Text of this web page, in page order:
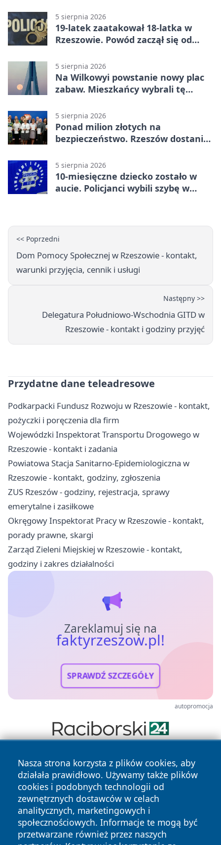
5 sierpnia 2026
19-latek zaatakował 18-latka w
Rzeszowie. Powód zaczął się od
5 sierpnia 2026
Na Wilkowyi powstanie nowy plac
zabaw. Mieszkańcy wybrali tę
5 sierpnia 2026
Ponad milion złotych na
bezpieczeństwo. Rzeszów dostanie
5 sierpnia 2026
10-miesięczne dziecko zostało w
aucie. Policjanci wybili szybę w
<< Poprzedni
Dom Pomocy Społecznej w Rzeszowie - kontakt,
warunki przyjęcia, cennik i usługi
Następny >>
Delegatura Południowo-Wschodnia GITD w
Rzeszowie - kontakt i godziny przyjęć
Przydatne dane teleadresowe
Podkarpacki Fundusz Rozwoju w Rzeszowie - kontakt,
pożyczki i poręczenia dla firm
Wojewódzki Inspektorat Transportu Drogowego w
Rzeszowie - kontakt i zadania
Powiatowa Stacja Sanitarno-Epidemiologiczna w
Rzeszowie - kontakt, godziny, zgłoszenia
ZUS Rzeszów - godziny, rejestracja, sprawy
emerytalne i zasiłkowe
Okręgowy Inspektorat Pracy w Rzeszowie - kontakt,
porady prawne, skargi
Zarząd Zieleni Miejskiej w Rzeszowie - kontakt,
godziny i zakres działalności
Zareklamuj się na
faktyrzeszow.pl!
SPRAWDŹ SZCZEGÓŁY
autopromocja
Nasza strona korzysta z plików cookies, aby
działała prawidłowo. Używamy także plików
cookies i podobnych technologii od
zewnętrznych dostawców w celach
analitycznych, marketingowych i
społecznościowych. Informacje te mogą być
przetwarzane również przez naszych
Copyright © 2026 faktyrzeszow.pl Wszystkie prawa
zastrzeżone.